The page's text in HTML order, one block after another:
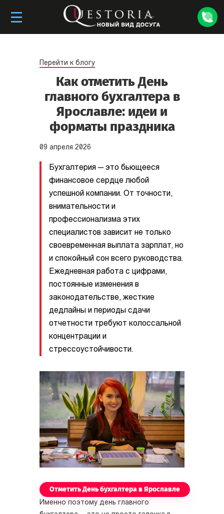
Перейти к блогу
Как отметить День
главного бухгалтера в
Ярославле: идеи и
форматы праздника
09 апреля 2026
Бухгалтерия — это бьющееся
финансовое сердце любой
успешной компании. От точности,
внимательности и
профессионализма этих
специалистов зависит не только
своевременная выплата зарплат, но
и спокойный сон всего руководства.
Ежедневная работа с цифрами,
постоянные изменения в
законодательстве, жесткие
дедлайны и периоды сдачи
отчетности требуют колоссальной
концентрации и
стрессоустойчивости.
Отметить День бухгалтера в Ярославле
Именно поэтому день главного